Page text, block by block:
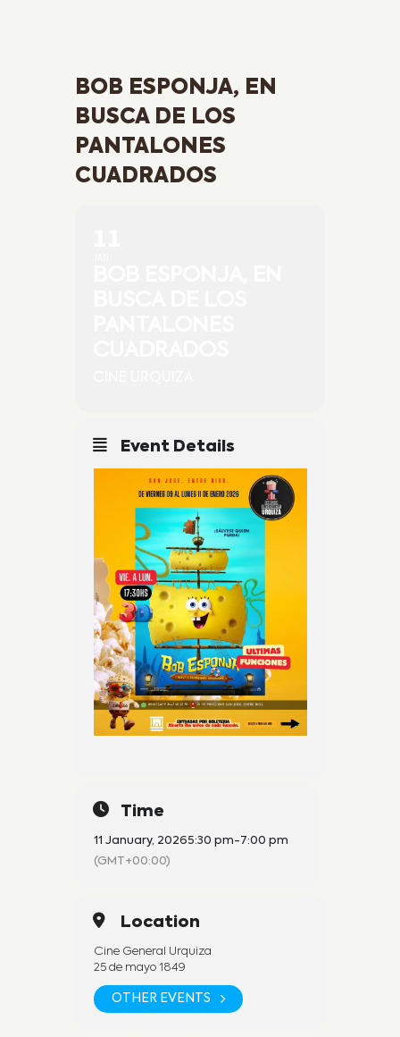
BOB ESPONJA, EN
BUSCA DE LOS
PANTALONES
CUADRADOS
Event Details
Time
11 January, 20265:30 pm-7:00 pm
(GMT+00:00)
Location
Cine General Urquiza
25 de mayo 1849
OTHER EVENTS